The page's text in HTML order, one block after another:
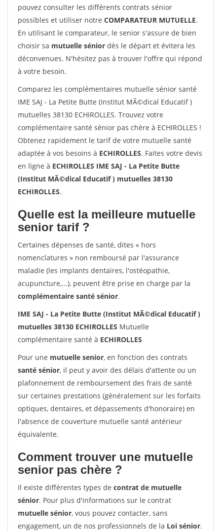
pouvez consulter les différents contrats sénior
possibles et utiliser notre COMPARATEUR MUTUELLE.
En utilisant le comparateur, le senior s'assure de bien
choisir sa mutuelle sénior dès le départ et évitera les
déconvenues. N'hésitez pas à trouver l'offre qui répond
à votre besoin.
Comparez les complémentaires mutuelle sénior santé
IME SAJ - La Petite Butte (Institut MÃ©dical Educatif )
mutuelles 38130 ECHIROLLES. Trouvez votre
complémentaire santé sénior pas chère à ECHIROLLES !
Obtenez rapidement le tarif de votre mutuelle santé
adaptée à vos besoins à ECHIROLLES. Faites votre devis
en ligne à ECHIROLLES IME SAJ - La Petite Butte
(Institut MÃ©dical Educatif ) mutuelles 38130
ECHIROLLES.
Quelle est la meilleure mutuelle
senior tarif ?
Certaines dépenses de santé, dites « hors
nomenclatures » non remboursé par l'assurance
maladie (les implants dentaires, l'ostéopathie,
acupuncture,...), peuvent être prise en charge par la
complémentaire santé sénior.
IME SAJ - La Petite Butte (Institut MÃ©dical Educatif )
mutuelles 38130 ECHIROLLES Mutuelle
complémentaire santé à ECHIROLLES
Pour une mutuelle senior, en fonction des contrats
santé sénior, il peut y avoir des délais d'attente ou un
plafonnement de remboursement des frais de santé
sur certaines prestations (généralement sur les forfaits
optiques, dentaires, et dépassements d'honoraire) en
l'absence de couverture mutuelle santé antérieur
équivalente.
Comment trouver une mutuelle
senior pas chère ?
Il existe différentes types de contrat de mutuelle
sénior. Pour plus d'informations sur le contrat
mutuelle sénior, vous pouvez contacter, sans
engagement, un de nos professionnels de la Loi sénior.